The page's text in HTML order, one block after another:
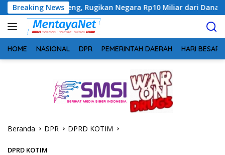
Langsung
ke
konten
Breaking News
Rugikan Negara Rp10 Miliar dari Dana Hibah Rp40 Miliar
HOME NASIONAL DPR PEMERINTAH DAERAH HARI BESAR
Beranda DPR DPRD KOTIM
DPRD KOTIM